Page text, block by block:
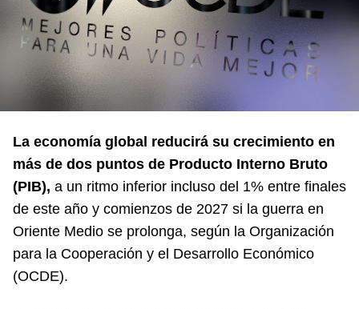
La economía global reducirá su crecimiento en
más de dos puntos de Producto Interno Bruto
(PIB), a un ritmo inferior incluso del 1% entre finales
de este año y comienzos de 2027 si la guerra en
Oriente Medio se prolonga, según la Organización
para la Cooperación y el Desarrollo Económico
(OCDE).